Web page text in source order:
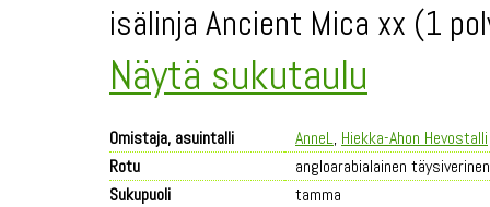
isälinja Ancient Mica xx (1
Näytä sukutaulu
Omistaja, asuintalli AnneL, Hiekka-Ahon Hevostalli
Rotu
angloarabialainen täysiverinen
Sukupuoli
tamma